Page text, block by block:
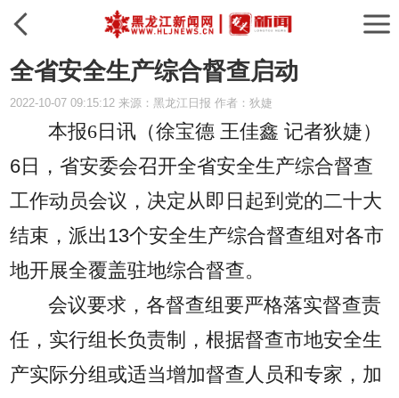
全省安全生产综合督查启动
2022-10-07 09:15:12 来源：黑龙江日报 作者：狄婕
本报6日讯（徐宝德 王佳鑫 记者狄婕）
6日，省安委会召开全省安全生产综合督查
工作动员会议，决定从即日起到党的二十大
结束，派出13个安全生产综合督查组对各市
地开展全覆盖驻地综合督查。
会议要求，各督查组要严格落实督查责
任，实行组长负责制，根据督查市地安全生
产实际分组或适当增加督查人员和专家，加